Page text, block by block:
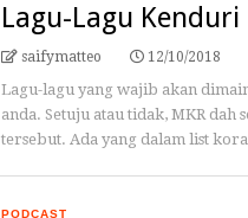
Lagu-Lagu Kenduri
saifymatteo 12/10/2018
Lagu-lagu yang wajib akan
anda. Setuju atau tidak, MKR dah
tersebut. Ada yang dalam list kora
PODCAST